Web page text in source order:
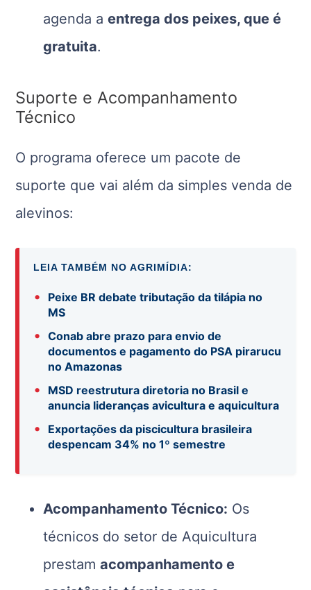
agenda aentrega dos peixes, que é
gratuita.
Suporte e Acompanhamento
Técnico
O programa oferece um pacote de
suporte que vai além da simples venda de
alevinos:
LEIA TAMBÉM NO AGRIMÍDIA:
•
Peixe BR debate tributação da tilápia no
MS
•
Conab abre prazo para envio de
documentos e pagamento do PSA pirarucu
no Amazonas
•
MSD reestrutura diretoria no Brasil e
anuncia lideranças avicultura e aquicultura
•
Exportações da piscicultura brasileira
despencam 34% no 1º semestre
Acompanhamento Técnico: Os
técnicos do setor de Aquicultura
prestamacompanhamento e